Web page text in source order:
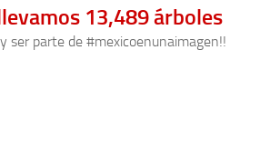
13,489 árboles
ser parte de #mexicoenunaimagen!!